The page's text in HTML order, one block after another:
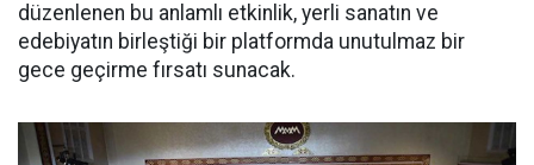
düzenlenen bu anlamlı etkinlik, yerli sanatın ve
edebiyatın birleştiği bir platformda unutulmaz bir
gece geçirme fırsatı sunacak.